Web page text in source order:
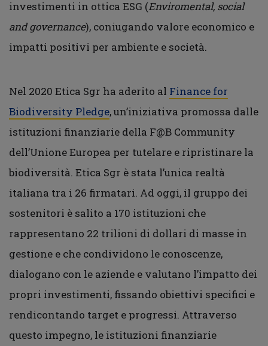
investimenti in ottica ESG (Enviromental, social
and governance), coniugando valore economico e
impatti positivi per ambiente e società.
Nel 2020 Etica Sgr ha aderito al Finance for
Biodiversity Pledge, un’iniziativa promossa dalle
istituzioni finanziarie della F@B Community
dell’Unione Europea per tutelare e ripristinare la
biodiversità. Etica Sgr è stata l’unica realtà
italiana tra i 26 firmatari. Ad oggi, il gruppo dei
sostenitori è salito a 170 istituzioni che
rappresentano 22 trilioni di dollari di masse in
gestione e che condividono le conoscenze,
dialogano con le aziende e valutano l’impatto dei
propri investimenti, fissando obiettivi specifici e
rendicontando target e progressi. Attraverso
questo impegno, le istituzioni finanziarie